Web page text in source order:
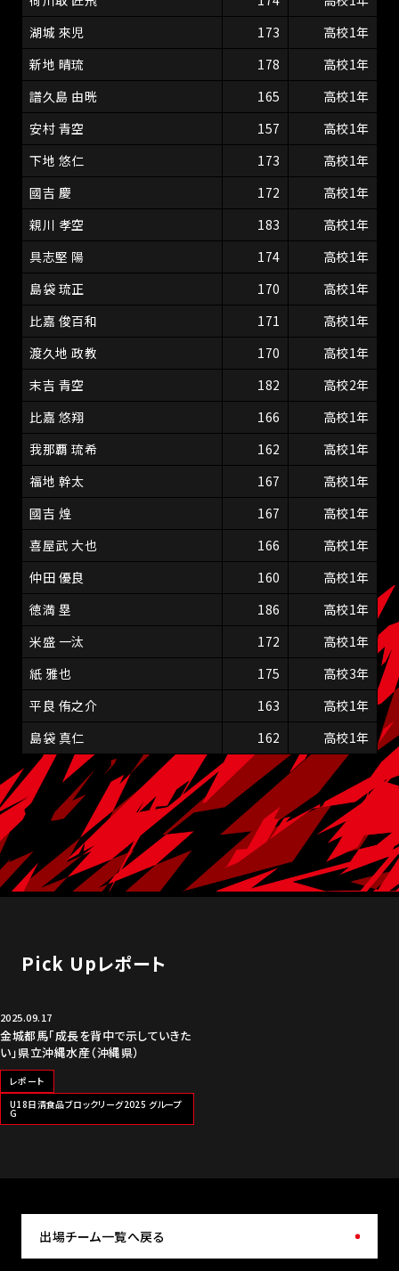
湖城 來児
173
高校1年
新地 晴琉
178
高校1年
譜久島 由晄
165
高校1年
安村 青空
157
高校1年
下地 悠仁
173
高校1年
國吉 慶
172
高校1年
親川 孝空
183
高校1年
具志堅 陽
174
高校1年
島袋 琉正
170
高校1年
比嘉 俊百和
171
高校1年
渡久地 政教
170
高校1年
末吉 青空
182
高校2年
比嘉 悠翔
166
高校1年
我那覇 琉希
162
高校1年
福地 幹太
167
高校1年
國吉 煌
167
高校1年
喜屋武 大也
166
高校1年
仲田 優良
160
高校1年
徳満 塁
186
高校1年
米盛 一汰
172
高校1年
紙 雅也
175
高校3年
平良 侑之介
163
高校1年
島袋 真仁
162 高校1年
Pick Upレポート
2025.09.17
金城都馬「成長を背中で示していきた
い」県立沖縄水産（沖縄県）
レポート
U18日清食品ブロックリーグ2025 グループ
G
出場チーム一覧へ戻る